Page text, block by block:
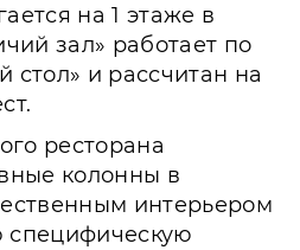
на 1 этаже в
зал» работает по
стол» и рассчитан на
ресторана
колонны в
интерьером
специфическую